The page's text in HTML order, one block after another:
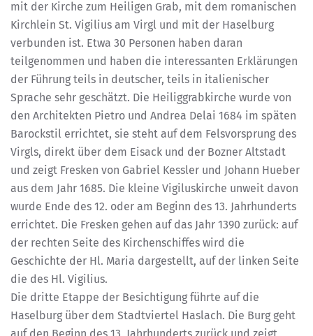
mit der Kirche zum Heiligen Grab, mit dem romanischen
Kirchlein St. Vigilius am Virgl und mit der Haselburg
verbunden ist. Etwa 30 Personen haben daran
teilgenommen und haben die interessanten Erklärungen
der Führung teils in deutscher, teils in italienischer
Sprache sehr geschätzt. Die Heiliggrabkirche wurde von
den Architekten Pietro und Andrea Delai 1684 im späten
Barockstil errichtet, sie steht auf dem Felsvorsprung des
Virgls, direkt über dem Eisack und der Bozner Altstadt
und zeigt Fresken von Gabriel Kessler und Johann Hueber
aus dem Jahr 1685. Die kleine Vigiluskirche unweit davon
wurde Ende des 12. oder am Beginn des 13. Jahrhunderts
errichtet. Die Fresken gehen auf das Jahr 1390 zurück: auf
der rechten Seite des Kirchenschiffes wird die
Geschichte der Hl. Maria dargestellt, auf der linken Seite
die des Hl. Vigilius.
Die dritte Etappe der Besichtigung führte auf die
Haselburg über dem Stadtviertel Haslach. Die Burg geht
auf den Beginn des 13. Jahrhunderts zurück und zeigt